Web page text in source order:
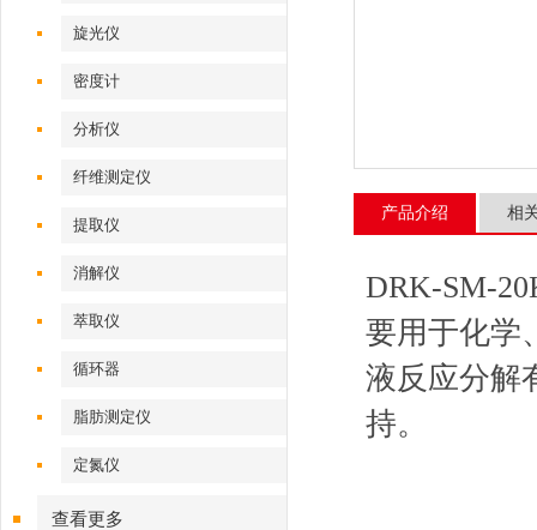
旋光仪
密度计
分析仪
纤维测定仪
提取仪
消解仪
萃取仪
循环器
脂肪测定仪
定氮仪
查看更多
产品介绍 相
DRK-SM-
要用于化学
液反应分解
持。